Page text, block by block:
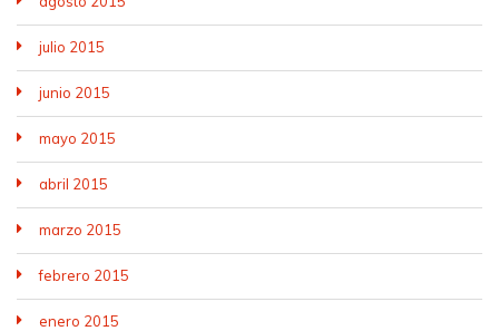
julio 2015
junio 2015
mayo 2015
abril 2015
marzo 2015
febrero 2015
enero 2015